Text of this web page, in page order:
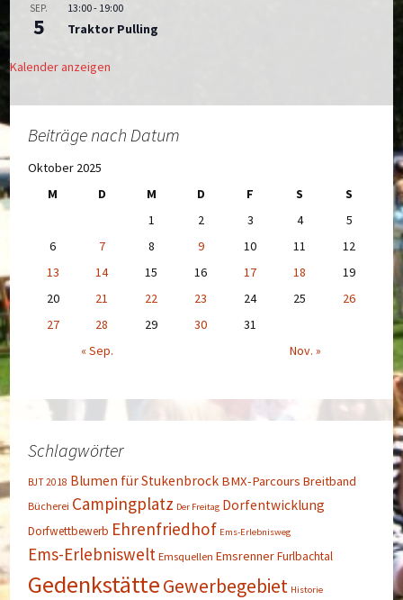
SEP.
5
13:00- 19:00
Traktor Pulling
Kalender anzeigen
Beiträge nach Datum
Oktober 2025
M
D M D F S
S
1
2 3 4
5
6
7 8 9 10 11
12
13
14 15 16 17 18
19
20
21 22 23 24 25
26
27
28 29 30
31
« Sep.
Nov. »
Schlagwörter
BJT 2018 Blumen für Stukenbrock BMX-Parcours Breitband
Bücherei Campingplatz Der Freitag Dorfentwicklung
Dorfwettbewerb Ehrenfriedhof Ems-Erlebnisweg
Ems-Erlebniswelt Emsquellen EmsrennerFurlbachtal
GedenkstätteGewerbegebiet Historie